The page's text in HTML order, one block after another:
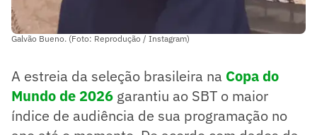
Galvão Bueno. (Foto: Reprodução / Instagram)
A estreia da seleção brasileira na Copa do
Mundo de 2026 garantiu ao SBT o maior
índice de audiência de sua programação no